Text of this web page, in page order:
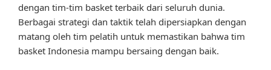
dengan tim-tim basket terbaik dari seluruh dunia.
Berbagai strategi dan taktik telah dipersiapkan dengan
matang oleh tim pelatih untuk memastikan bahwa tim
basket Indonesia mampu bersaing dengan baik.